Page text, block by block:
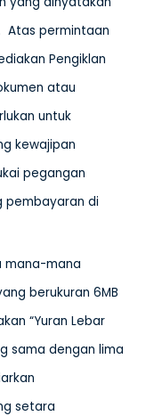
Atas permintaan
Pengiklan
atau
untuk
kewajipan
pegangan
pembayaran di
mana-mana
berukuran 6MB
“Yuran Lebar
sama dengan lima
setara